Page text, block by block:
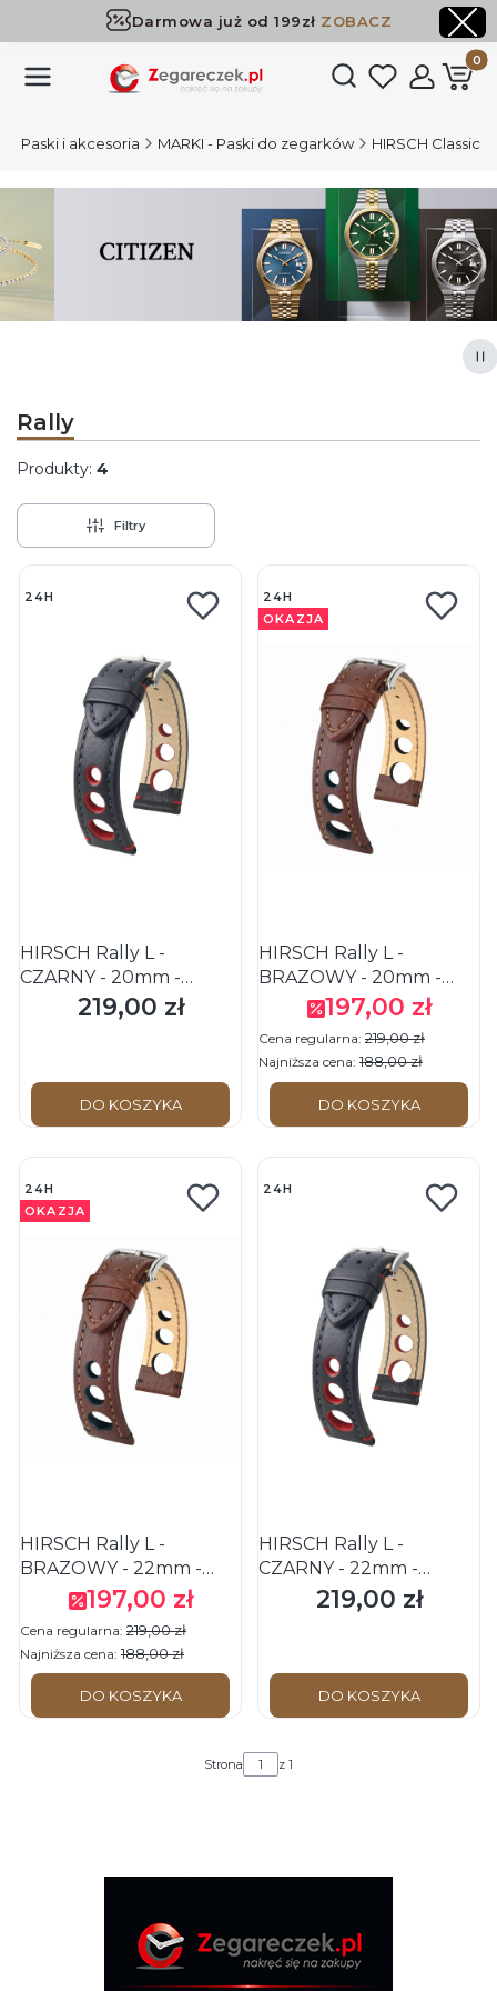
Darmowa już od 199zł ZOBACZ
ZOBACZ
Otwórz
Paski i akcesoria MARKI - Paski do zegarków HIRSCH Classic
Rally
Produkty: 4
Filtry
24H
HIRSCH Rally L -
CZARNY - 20mm -
Skórzany pasek do
Cena
219,00 zł
DO KOSZYKA
24H
OKAZJA
HIRSCH Rally L -
BRĄZOWY - 20mm -
Skórzany pasek do
Cena promocyjna
197,00 zł
Cena regularna: 219,00 zł
Najniższa cena: 188,00 zł
DO KOSZYKA
24H
OKAZJA
HIRSCH Rally L -
BRĄZOWY - 22mm -
Skórzany pasek do
zegarka
Cena promocyjna
197,00 zł
Cena regularna: 219,00 zł
Najniższa cena: 188,00 zł
DO KOSZYKA
24H
HIRSCH Rally L -
CZARNY - 22mm -
Skórzany pasek do
Cena
219,00 zł
DO KOSZYKA
Strona z 1